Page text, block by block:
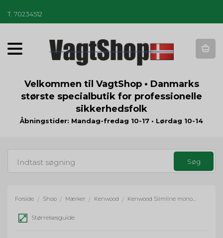
T 70234512
T
o
g
a
t
n
Velkommen til VagtShop • Danmarks
største specialbutik for professionelle
sikkerhedsfolk
Åbningstider: Mandag-fredag 10-17 • Lørdag 10-14
Forside / Shop / Mærker / Kenwood / Kenwood Slimline monofon til mobilstation
Størrelsesguide